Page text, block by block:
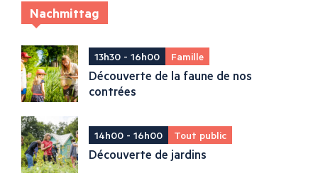
Nachmittag
13h30 - 16h00 Famille
Découverte de la faune de nos
contrées
14h00 - 16h00 Tout public
Découverte de jardins